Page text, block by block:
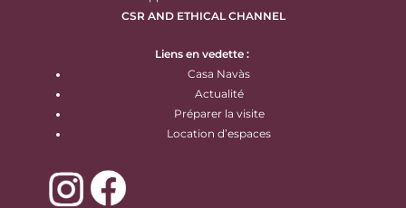
CSR AND ETHICAL CHANNEL
Liens en vedette :
Casa Navàs
Actualité
Préparer la visite
Location d’espaces